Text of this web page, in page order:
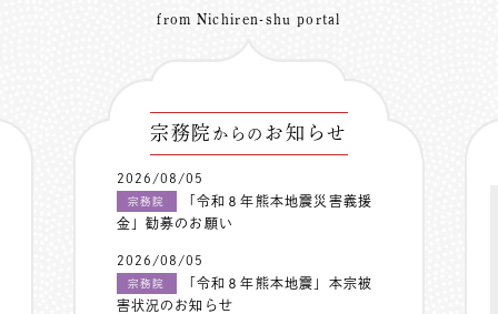
from Nichiren-shu portal
宗務院 からの お知らせ
2026/08/05
宗務院
「令和８年熊本地震災害義援
金」勧募のお願い
2026/08/05
宗務院
「令和８年熊本地震」本宗被
害状況のお知らせ